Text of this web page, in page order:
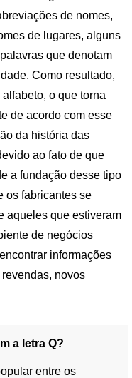
de nomes,
de lugares, alguns
que denotam
Como resultado,
o que torna
de acordo com esse
da história das
ao fato de que
a fundação desse tipo
os fabricantes se
aqueles que estiveram
de negócios
informações
novos
a letra Q?
entre os